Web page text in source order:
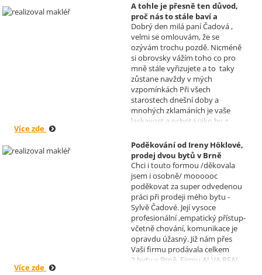
A tohle je přesně ten důvod,
proč nás to stále baví a
naplňuje, poděkování od pana
Míška.
Realizoval makléř: Sylva
Čadová
Dobrý den milá paní Čadová ,
velmi se omlouvám, že se
ozývám trochu pozdě. Nicméně
si obrovsky vážím toho co pro
mně stále vyřizujete a to taky
zůstane navždy v mých
vzpomínkách Při všech
starostech dnešní doby a
mnohých zklamáních je vaše
laskavost a ochota jako by z
informace a děkuji za vaše úsilí.
Zatím se mějte moc a moc hezky.
S pozdravem Pavel Míšek
Více zde
Poděkování od Ireny Höklové,
prodej dvou bytů v Brně
Realizoval makléř: Sylva
Čadová
Chci i touto formou /děkovala
jsem i osobně/ moooooc
poděkovat za super odvedenou
práci při prodeji mého bytu -
Sylvě Čadové. Její vysoce
profesionální ,empatický přístup-
včetně chování, komunikace je
opravdu úžasný. Již nám přes
Vaši firmu prodávala celkem
2.byty v Brně. Firmu ALVA REAL
Více zde